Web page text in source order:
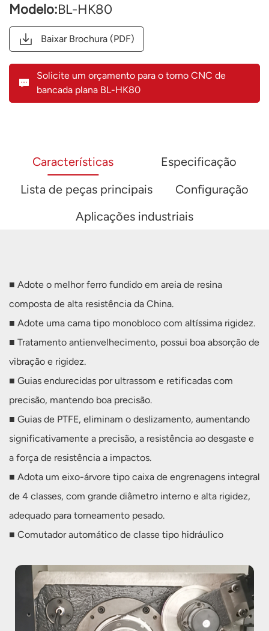
Modelo:BL-HK80
Solicite um orçamento para o torno CNC de
bancada plana BL-HK80
Baixar Brochura (PDF)
Características
Especificação
Lista de peças principais
Configuração
Aplicações industriais
■ Adote o melhor ferro fundido em areia de resina
composta de alta resistência da China.
■ Adote uma cama tipo monobloco com altíssima rigidez.
■ Tratamento antienvelhecimento, possui boa absorção de
vibração e rigidez.
■ Guias endurecidas por ultrassom e retificadas com
precisão, mantendo boa precisão.
■ Guias de PTFE, eliminam o deslizamento, aumentando
significativamente a precisão, a resistência ao desgaste e
a força de resistência a impactos.
■ Adota um eixo-árvore tipo caixa de engrenagens integral
de 4 classes, com grande diâmetro interno e alta rigidez,
adequado para torneamento pesado.
■ Comutador automático de classe tipo hidráulico